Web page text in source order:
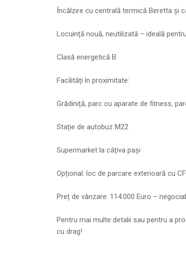
Încălzire cu centrală termică Beretta și
Locuință nouă, neutilizată – ideală
Clasă energetică B
Facilități în proximitate:
Grădiniță, parc cu aparate de fitness,
Stație de autobuz M22
Supermarket la câțiva pași
Opțional: loc de parcare exterioară cu
Preț de vânzare: 114.000 Euro –
Pentru mai multe detalii sau pentru a
cu drag!